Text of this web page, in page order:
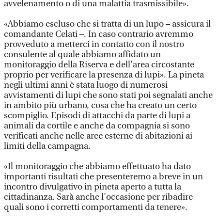
avvelenamento o di una malattia trasmissibile».
«Abbiamo escluso che si tratta di un lupo – assicura il
comandante Celati –. In caso contrario avremmo
provveduto a metterci in contatto con il nostro
consulente al quale abbiamo affidato un
monitoraggio della Riserva e dell’area circostante
proprio per verificare la presenza di lupi». La pineta
negli ultimi anni è stata luogo di numerosi
avvistamenti di lupi che sono stati poi segnalati anche
in ambito più urbano, cosa che ha creato un certo
scompiglio. Episodi di attacchi da parte di lupi a
animali da cortile e anche da compagnia si sono
verificati anche nelle aree esterne di abitazioni ai
limiti della campagna.
«Il monitoraggio che abbiamo effettuato ha dato
importanti risultati che presenteremo a breve in un
incontro divulgativo in pineta aperto a tutta la
cittadinanza. Sarà anche l’occasione per ribadire
quali sono i corretti comportamenti da tenere».